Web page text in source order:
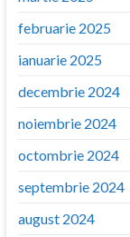
februarie 2025
ianuarie 2025
decembrie 2024
noiembrie 2024
octombrie 2024
septembrie 2024
august 2024